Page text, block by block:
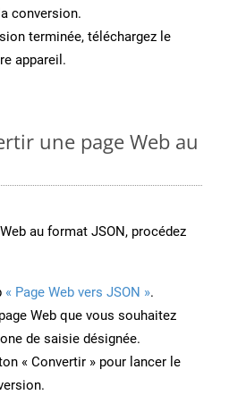
conversion.
terminée, téléchargez le
appareil.
une page Web au
au format JSON, procédez
« Page Web vers JSON ».
Web que vous souhaitez
de saisie désignée.
« Convertir » pour lancer le